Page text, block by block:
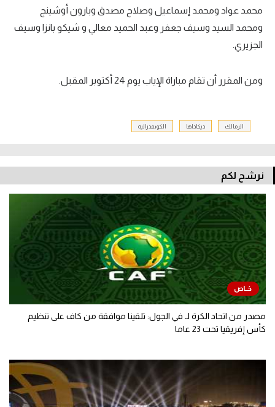
محمد عواد ومحمد إسماعيل وصلاح مصدق وبارون أوشينج
ومحمد السيد وسيف جعفر وعبد الحميد معالي و شيكو بانزا وسيف
الجزيري.
ومن المقرر أن تقام مباراة الإياب يوم 24 أكتوبر المقبل.
الزمالك ديكاداها الكونفدرالية
نرشح لكم
مصدر من اتحاد الكرة لـ في الجول: تلقينا موافقة من كاف على تنظيم
كأس إفريقيا تحت 23 عاما